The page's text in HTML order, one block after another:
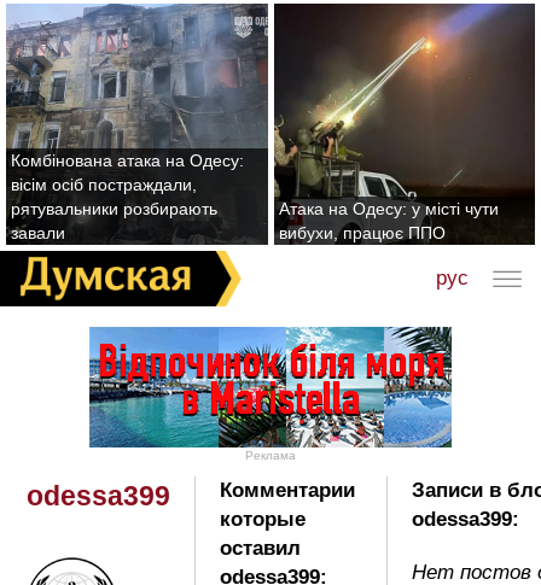
Комбінована атака на Одесу:
вісім осіб постраждали,
рятувальники розбирають
завали
Атака на Одесу: у місті чути
вибухи, працює ППО
рус
Реклама
odessa399
Комментарии
которые
оставил
odessa399:
Записи в
odessa399:
Нет постов